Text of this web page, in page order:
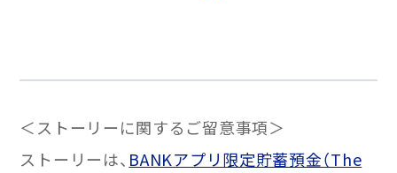
＜ストーリーに関するご留意事項＞
ストーリーは、 BANKアプリ限定貯蓄預金（The